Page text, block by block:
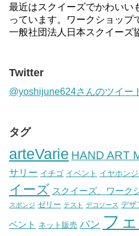
最近はスクイーズでかわいい
っています。ワークショップ
一般社団法人日本スクイーズ
Twitter
@yoshijune624さんのツイー
タグ
arteVarie HAND ART
サリー イチゴ イベント イヤホン
イーズ スクイーズ、ワーク
スポンジ ゼリー テスト デコソース デザ
ベント ネット販売 パン フ